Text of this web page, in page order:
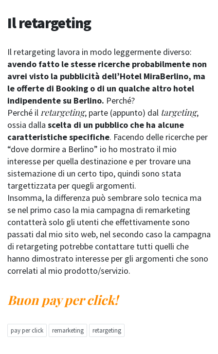
Il retargeting
Il retargeting lavora in modo leggermente diverso:
avendo fatto le stesse ricerche probabilmente non
avrei visto la pubblicità dell’Hotel MiraBerlino, ma
le offerte di Booking o di un qualche altro hotel
indipendente su Berlino. Perché?
Perché ilretargeting, parte (appunto) dal targeting,
ossia dalla scelta di un pubblico che ha alcune
caratteristiche specifiche. Facendo delle ricerche per
“dove dormire a Berlino” io ho mostrato il mio
interesse per quella destinazione e per trovare una
sistemazione di un certo tipo, quindi sono stata
targettizzata per quegli argomenti.
Insomma, la differenza può sembrare solo tecnica ma
se nel primo caso la mia campagna di remarketing
contatterà solo gli utenti che effettivamente sono
passati dal mio sito web, nel secondo caso la campagna
di retargeting potrebbe contattare tutti quelli che
hanno dimostrato interesse per gli argomenti che sono
correlati al mio prodotto/servizio.
Buon pay per click!
pay per click remarketing retargeting